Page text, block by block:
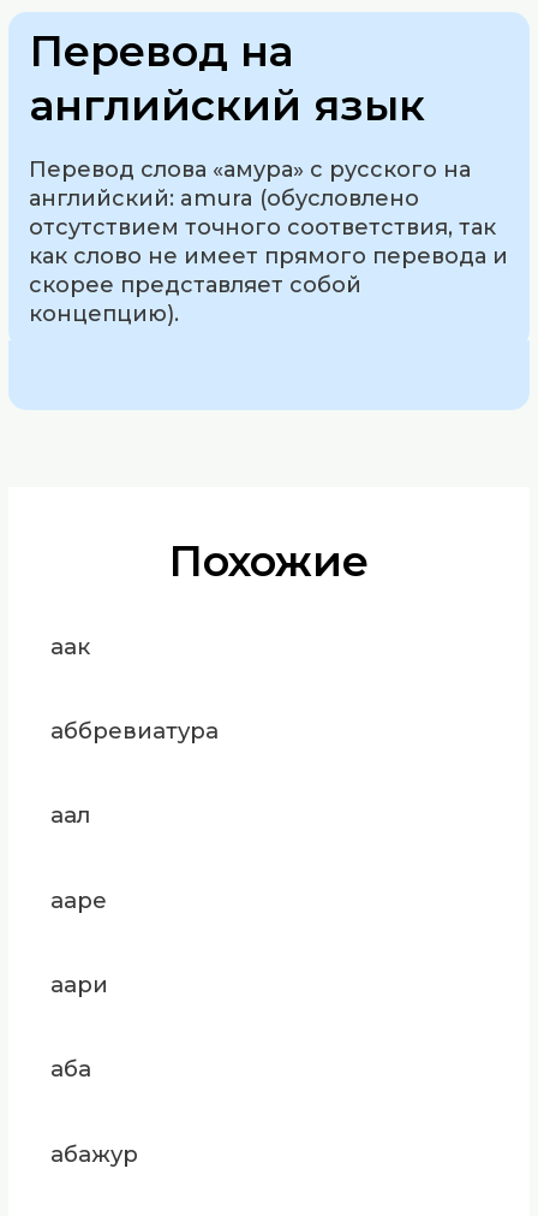
Перевод на
английский язык
Перевод слова «амура» с русского на
английский: amura (обусловлено
отсутствием точного соответствия, так
как слово не имеет прямого перевода и
скорее представляет собой
концепцию).
Похожие
аак
аббревиатура
аал
ааре
аари
аба
абажур